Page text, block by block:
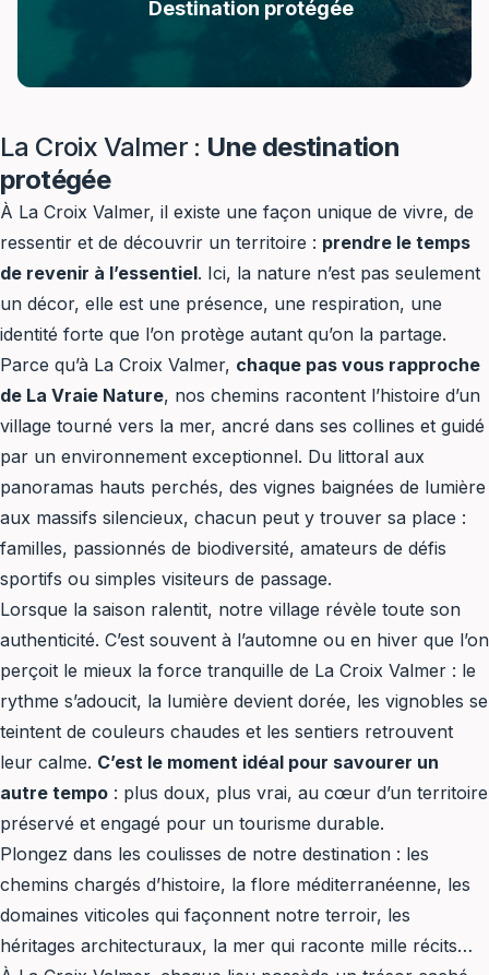
Destination protégée
La
Croix
Valmer
Var
Visit
Var
plages
Le
Var
La
Croix
Valmer
tourisme
Vacances
Destination
Protégée
La Croix Valmer : Une destination
protégée
À La Croix Valmer, il existe une façon unique de vivre, de
ressentir et de découvrir un territoire : prendre le temps
de revenir à l’essentiel. Ici, la nature n’est pas seulement
un décor, elle est une présence, une respiration, une
identité forte que l’on protège autant qu’on la partage.
Parce qu’à La Croix Valmer, chaque pas vous rapproche
de La Vraie Nature, nos chemins racontent l’histoire d’un
village tourné vers la mer, ancré dans ses collines et guidé
par un environnement exceptionnel. Du littoral aux
panoramas hauts perchés, des vignes baignées de lumière
aux massifs silencieux, chacun peut y trouver sa place :
familles, passionnés de biodiversité, amateurs de défis
sportifs ou simples visiteurs de passage.
Lorsque la saison ralentit, notre village révèle toute son
authenticité. C’est souvent à l’automne ou en hiver que l’on
perçoit le mieux la force tranquille de La Croix Valmer : le
rythme s’adoucit, la lumière devient dorée, les vignobles se
teintent de couleurs chaudes et les sentiers retrouvent
leur calme. C’est le moment idéal pour savourer un
autre tempo : plus doux, plus vrai, au cœur d’un territoire
préservé et engagé pour un tourisme durable.
Plongez dans les coulisses de notre destination : les
chemins chargés d’histoire, la flore méditerranéenne, les
domaines viticoles qui façonnent notre terroir, les
héritages architecturaux, la mer qui raconte mille récits…